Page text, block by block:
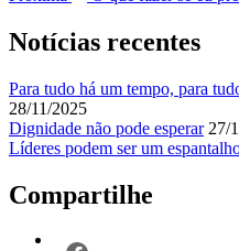
Notícias recentes
Para tudo há um tempo, para
28/11/2025
Dignidade não pode esperar 27/
Líderes podem ser um
Compartilhe